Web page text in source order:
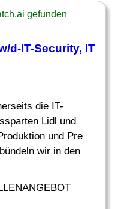
gefunden
d-IT-Security, IT
die IT-
Lidl und
und Pre
wir in den